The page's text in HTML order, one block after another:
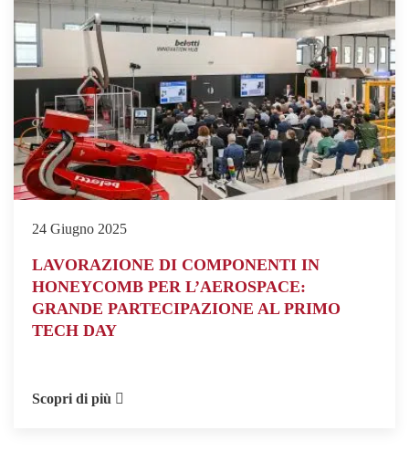
24 Giugno 2025
LAVORAZIONE DI COMPONENTI IN
HONEYCOMB PER L’AEROSPACE:
GRANDE PARTECIPAZIONE AL PRIMO
TECH DAY
Scopri di più